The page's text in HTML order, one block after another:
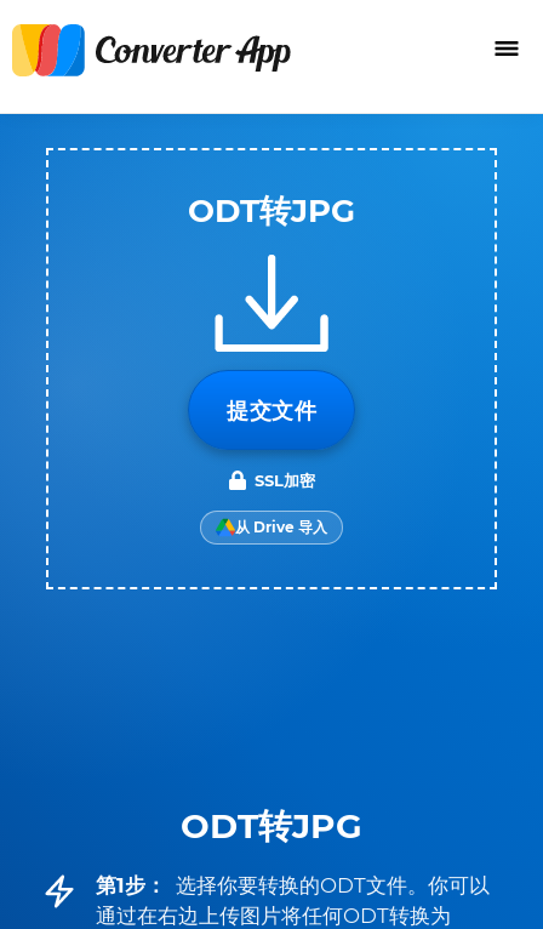
ODT转JPG
第1步：
选择你要转换的ODT文件。你可以
通过在右边上传图片将任何ODT转换为
ODT转JPG
提交文件
SSL加密
从 Drive 导入